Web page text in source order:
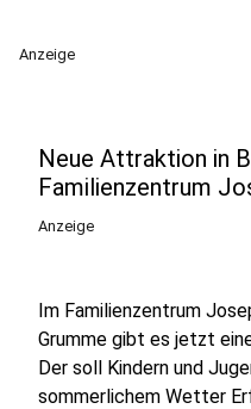
Anzeige
Neue Attraktion in
Familienzentrum
Anzeige
Im Familienzentrum
Grumme gibt es jetzt
Der soll Kindern und
sommerlichem Wetter